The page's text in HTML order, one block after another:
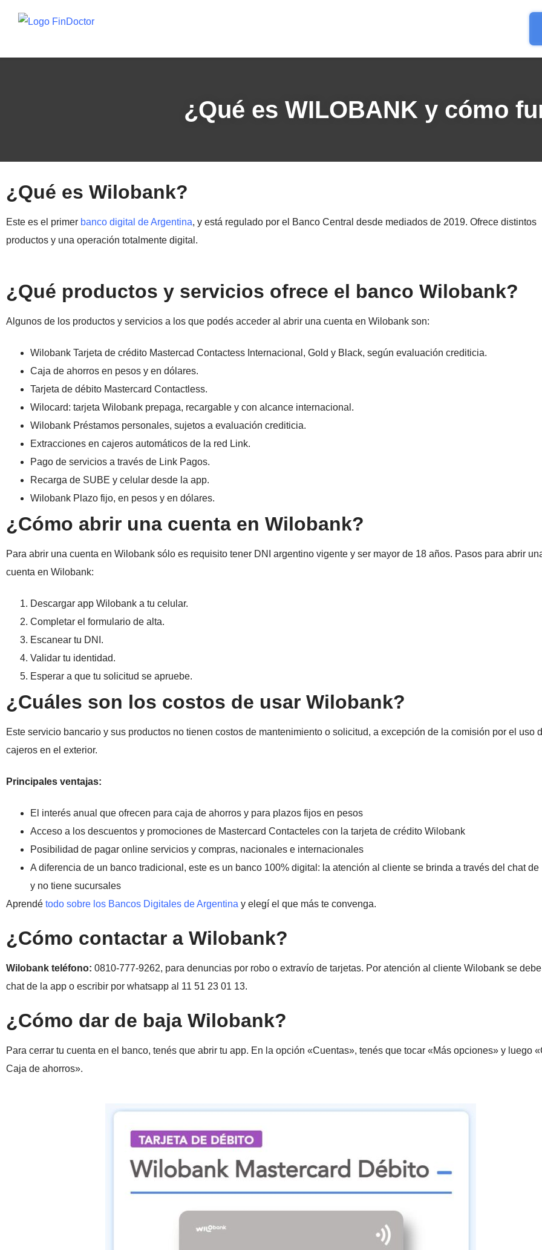
¿Qué es WILOBANK y cómo
¿Qué es Wilobank?
Este es el primer banco digital de Argentina, y está regulado por el Banco Central desde mediados de 2019. Ofrece distintos
productos y una operación totalmente digital.
¿Qué productos y servicios ofrece el banco Wilobank?
Algunos de los productos y servicios a los que podés acceder al abrir una cuenta en Wilobank son:
Wilobank Tarjeta de crédito Mastercad Contactess Internacional, Gold y Black, según evaluación crediticia.
Caja de ahorros en pesos y en dólares.
Tarjeta de débito Mastercard Contactless.
Wilocard: tarjeta Wilobank prepaga, recargable y con alcance internacional.
Wilobank Préstamos personales, sujetos a evaluación crediticia.
Extracciones en cajeros automáticos de la red Link.
Pago de servicios a través de Link Pagos.
Recarga de SUBE y celular desde la app.
Wilobank Plazo fijo, en pesos y en dólares.
¿Cómo abrir una cuenta en Wilobank?
Para abrir una cuenta en Wilobank sólo es requisito tener DNI argentino vigente y ser mayor de 18 años. Pasos para abrir
cuenta en Wilobank:
Descargar app Wilobank a tu celular.
Completar el formulario de alta.
Escanear tu DNI.
Validar tu identidad.
Esperar a que tu solicitud se apruebe.
¿Cuáles son los costos de usar Wilobank?
Este servicio bancario y sus productos no tienen costos de mantenimiento o solicitud, a excepción de la comisión por el uso
cajeros en el exterior.
Principales ventajas:
El interés anual que ofrecen para caja de ahorros y para plazos fijos en pesos
Acceso a los descuentos y promociones de Mastercard Contacteles con la tarjeta de crédito Wilobank
Posibilidad de pagar online servicios y compras, nacionales e internacionales
Adiferencia de un banco tradicional, este es un banco 100% digital: la atención al cliente se brinda a través del chat de
y no tiene sucursales
Aprendé todo sobre los Bancos Digitales de Argentina y elegí el que más te convenga.
¿Cómo contactar a Wilobank?
Wilobank teléfono: 0810-777-9262, para denuncias por robo o extravío de tarjetas. Por atención al cliente Wilobank se
chat de la app o escribir por whatsapp al 11 51 23 01 13.
¿Cómo dar de baja Wilobank?
Para cerrar tu cuenta en el banco, tenés que abrir tu app. En la opción «Cuentas», tenés que tocar «Más opciones» y luego
Caja de ahorros».